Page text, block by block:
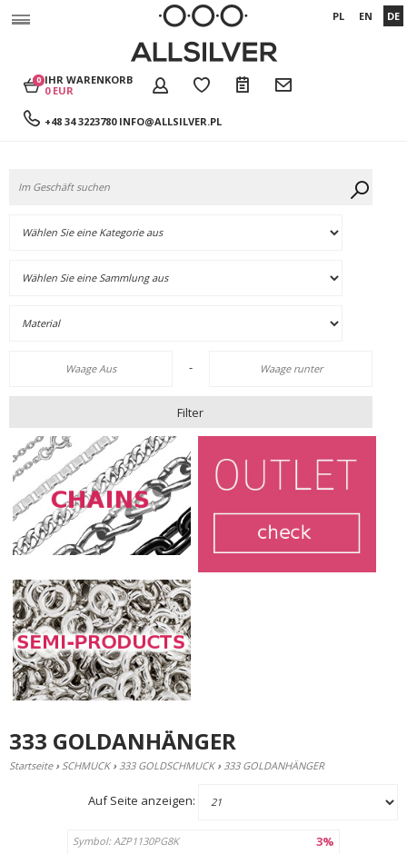
+48 34 3223780 INFO@ALLSILVER.PL
IHR WARENKORB
0 EUR
0
PL EN DE
-
Filter
333 GOLDANHÄNGER
Startseite › SCHMUCK › 333 GOLDSCHMUCK › 333 GOLDANHÄNGER
Auf Seite anzeigen:
3%
Symbol: AZP1130PG8K